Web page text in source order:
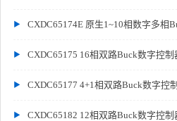
CXDC65174E 原生1~10相数字多相
CXDC65175 16相双路Buck数字控制
CXDC65177 4+1相双路Buck数字控
CXDC65182 12相双路Buck数字控制